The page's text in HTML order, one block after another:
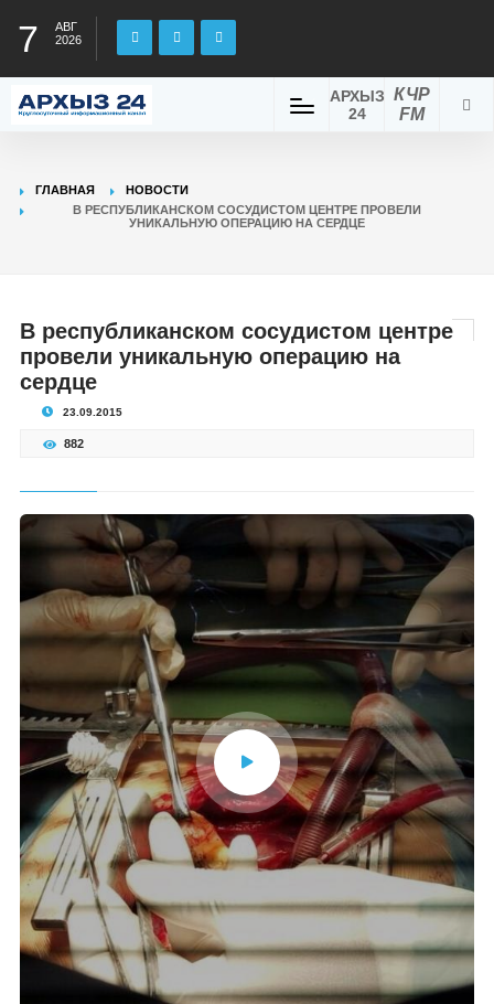
7
АВГ
2026
КЧР
FM
АРХЫЗ
24
ГЛАВНАЯ
НОВОСТИ
В РЕСПУБЛИКАНСКОМ СОСУДИСТОМ ЦЕНТРЕ ПРОВЕЛИ
УНИКАЛЬНУЮ ОПЕРАЦИЮ НА СЕРДЦЕ
В республиканском сосудистом центре
провели уникальную операцию на
сердце
23.09.2015
882